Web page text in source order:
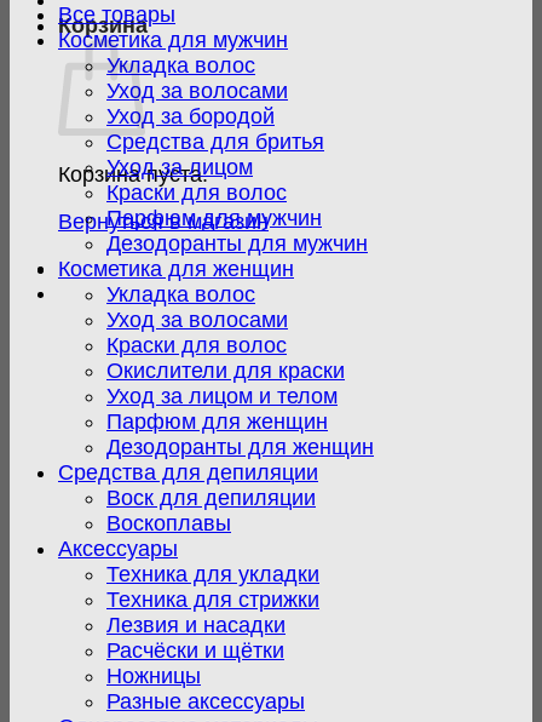
Корзина
Корзина пуста.
Вернуться в магазин
Все товары
Косметика для мужчин
Укладка волос
Уход за волосами
Уход за бородой
Средства для бритья
Уход за лицом
Краски для волос
Парфюм для мужчин
Дезодоранты для мужчин
Косметика для женщин
Укладка волос
Уход за волосами
Краски для волос
Окислители для краски
Уход за лицом и телом
Парфюм для женщин
Дезодоранты для женщин
Средства для депиляции
Воск для депиляции
Воскоплавы
Аксессуары
Техника для укладки
Техника для стрижки
Лезвия и насадки
Расчёски и щётки
Ножницы
Разные аксессуары